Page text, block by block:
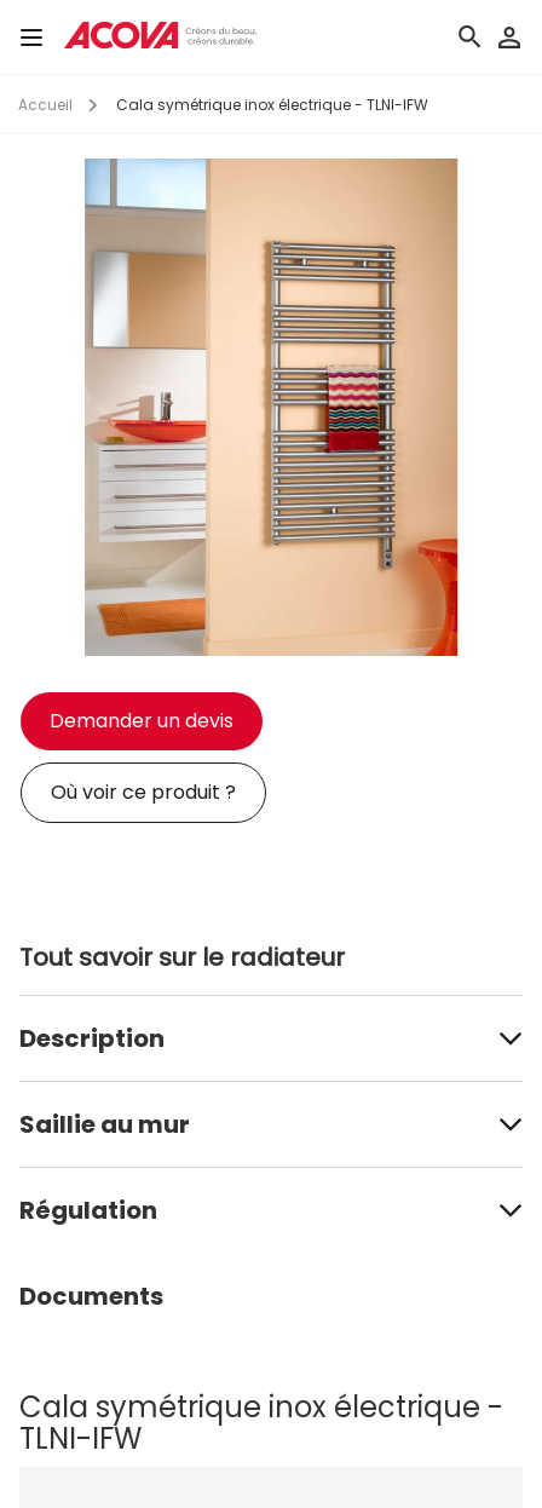
au Toggle
Accueil Cala symétrique inox électrique - TLNI-IFW
Demander un devis
Où voir ce produit ?
Tout savoir sur le radiateur
Description
Saillie au mur
Régulation
Documents
Cala symétrique inox électrique -
TLNI-IFW